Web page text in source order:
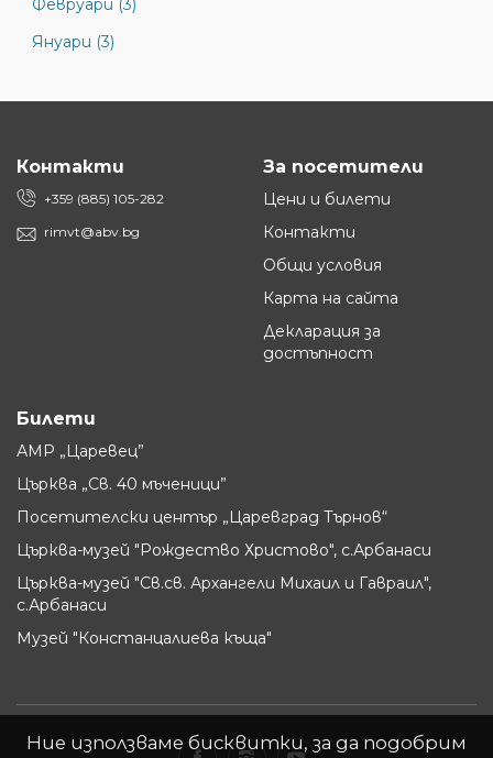
Февруари (3)
Януари (3)
Контакти
+359 (885) 105-282
rimvt@abv.bg
За посетители
Цени и билети
Контакти
Общи условия
Карта на сайта
Декларация за
достъпност
Билети
АМР „Царевец”
Църква „Св. 40 мъченици”
Посетителски център „Царевград Търнов“
Църква-музей "Рождество Христово", с.Арбанаси
Църква-музей "Св.св. Архангели Михаил и Гавраил",
с.Арбанаси
Музей "Констанцалиева къща"
Ние използваме бисквитки, за да подобрим